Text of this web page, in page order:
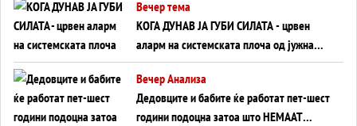
Вечер тема
КОГА ДУНАВ ЈА ГУБИ СИЛАТА - црвен
аларм на системската плоча од јужна
Германија до Црното Море...
Вечер Анализа
Дедовците и бабите ќе работат пет-шест
години подоцна затоа што НЕМААТ